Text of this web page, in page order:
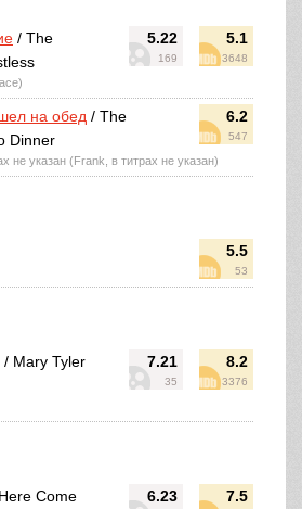
5.22
169
5.1
3648
/ The
6.2
547
на обед / The
Dinner
не указан (Frank, в титрах не указан)
5.5
53
7.21
35
8.2
3376
/ Mary Tyler
6.23 7.5
Come